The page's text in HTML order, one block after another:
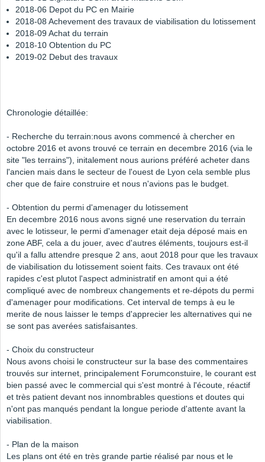
2018-06 Depot du PC en Mairie
2018-08 Achevement des travaux de viabilisation du lotissement
2018-09 Achat du terrain
2018-10 Obtention du PC
2019-02 Debut des travaux
Chronologie détaillée:
- Recherche du terrain:nous avons commencé à chercher en
octobre 2016 et avons trouvé ce terrain en decembre 2016 (via le
site "les terrains"), initalement nous aurions préféré acheter dans
l'ancien mais dans le secteur de l'ouest de Lyon cela semble plus
cher que de faire construire et nous n'avions pas le budget.
- Obtention du permi d'amenager du lotissement
En decembre 2016 nous avons signé une reservation du terrain
avec le lotisseur, le permi d'amenager etait deja déposé mais en
zone ABF, cela a du jouer, avec d'autres éléments, toujours est-il
qu'il a fallu attendre presque 2 ans, aout 2018 pour que les travaux
de viabilisation du lotissement soient faits. Ces travaux ont été
rapides c'est plutot l'aspect administratif en amont qui a été
compliqué avec de nombreux changements et re-dépots du permi
d'amenager pour modifications. Cet interval de temps à eu le
merite de nous laisser le temps d'apprecier les alternatives qui ne
se sont pas averées satisfaisantes.
- Choix du constructeur
Nous avons choisi le constructeur sur la base des commentaires
trouvés sur internet, principalement Forumconstuire, le courant est
bien passé avec le commercial qui s'est montré à l'écoute, réactif
et très patient devant nos innombrables questions et doutes qui
n'ont pas manqués pendant la longue periode d'attente avant la
viabilisation.
- Plan de la maison
Les plans ont été en très grande partie réalisé par nous et le